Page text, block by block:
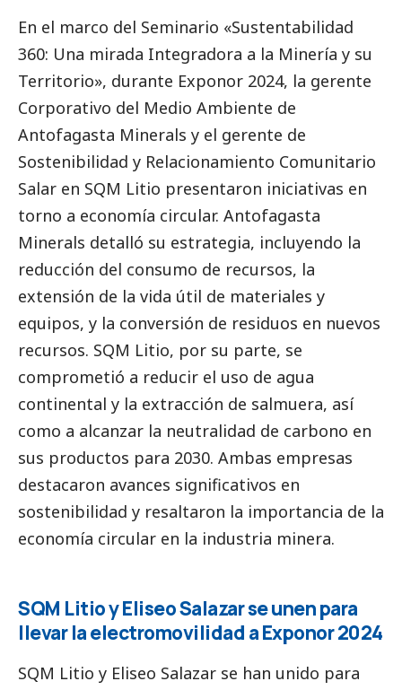
En el marco del Seminario «Sustentabilidad
360: Una mirada Integradora a la Minería y su
Territorio», durante Exponor 2024, la gerente
Corporativo del Medio Ambiente de
Antofagasta Minerals y el gerente de
Sostenibilidad y Relacionamiento Comunitario
Salar en SQM Litio presentaron iniciativas en
torno a economía circular. Antofagasta
Minerals detalló su estrategia, incluyendo la
reducción del consumo de recursos, la
extensión de la vida útil de materiales y
equipos, y la conversión de residuos en nuevos
recursos. SQM Litio, por su parte, se
comprometió a reducir el uso de agua
continental y la extracción de salmuera, así
como a alcanzar la neutralidad de carbono en
sus productos para 2030. Ambas empresas
destacaron avances significativos en
sostenibilidad y resaltaron la importancia de la
economía circular en la industria minera.
SQM Litio y Eliseo Salazar se unen para
llevar la electromovilidad a Exponor 2024
SQM Litio y Eliseo Salazar se han unido para